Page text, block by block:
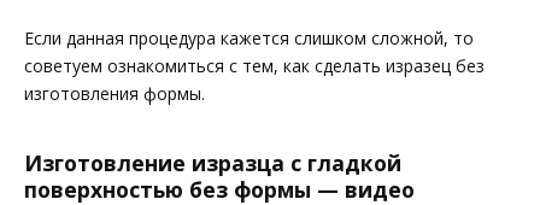
Если данная процедура кажется слишком сложной, то
советуем ознакомиться с тем, как сделать изразец без
изготовления формы.
Изготовление изразца с гладкой
поверхностью без формы — видео